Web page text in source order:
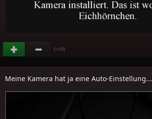
(+120)
Meine Kamera hat ja eine Auto-Einstellung...